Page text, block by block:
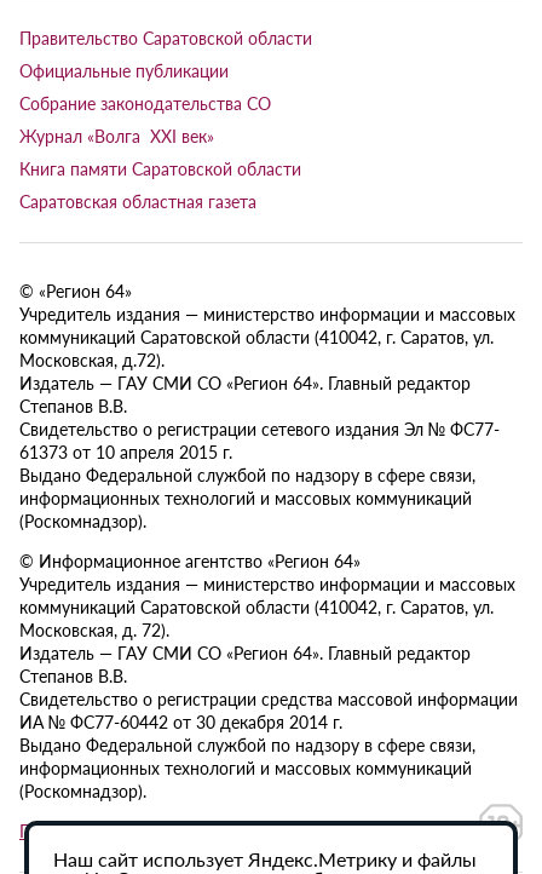
Правительство Саратовской области
Официальные публикации
Собрание законодательства СО
Журнал «Волга XXI век»
Книга памяти Саратовской области
Саратовская областная газета
© «Регион 64»
Учредитель издания — министерство информации и массовых
коммуникаций Саратовской области (410042, г. Саратов, ул.
Московская, д.72).
Издатель — ГАУ СМИ СО «Регион 64». Главный редактор
Степанов В.В.
Свидетельство о регистрации сетевого издания Эл № ФС77-
61373 от 10 апреля 2015 г.
Выдано Федеральной службой по надзору в сфере связи,
информационных технологий и массовых коммуникаций
(Роскомнадзор).
© Информационное агентство «Регион 64»
Учредитель издания — министерство информации и массовых
коммуникаций Саратовской области (410042, г. Саратов, ул.
Московская, д. 72).
Издатель — ГАУ СМИ СО «Регион 64». Главный редактор
Степанов В.В.
Свидетельство о регистрации средства массовой информации
ИА № ФС77-60442 от 30 декабря 2014 г.
Выдано Федеральной службой по надзору в сфере связи,
информационных технологий и массовых коммуникаций
(Роскомнадзор).
Политика в отношении обработки персональных данных
Наш сайт использует Яндекс.Метрику и файлы